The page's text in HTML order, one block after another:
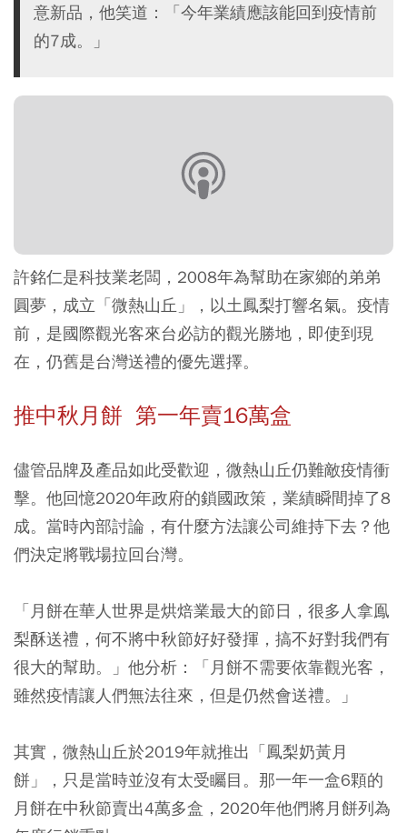
意新品，他笑道：「今年業績應該能回到疫情前
的7成。」
許銘仁是科技業老闆，2008年為幫助在家鄉的弟弟
圓夢，成立「微熱山丘」，以土鳳梨打響名氣。疫情
前，是國際觀光客來台必訪的觀光勝地，即使到現
在，仍舊是台灣送禮的優先選擇。
推中秋月餅 第一年賣16萬盒
儘管品牌及產品如此受歡迎，微熱山丘仍難敵疫情衝
擊。他回憶2020年政府的鎖國政策，業績瞬間掉了8
成。當時內部討論，有什麼方法讓公司維持下去？他
們決定將戰場拉回台灣。
「月餅在華人世界是烘焙業最大的節日，很多人拿鳯
梨酥送禮，何不將中秋節好好發揮，搞不好對我們有
很大的幫助。」他分析：「月餅不需要依靠觀光客，
雖然疫情讓人們無法往來，但是仍然會送禮。」
其實，微熱山丘於2019年就推出「鳳梨奶黃月
餅」，只是當時並沒有太受矚目。那一年一盒6顆的
月餅在中秋節賣出4萬多盒，2020年他們將月餅列為